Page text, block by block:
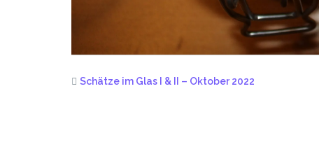
Schätze im Glas I & II – Oktober 2022